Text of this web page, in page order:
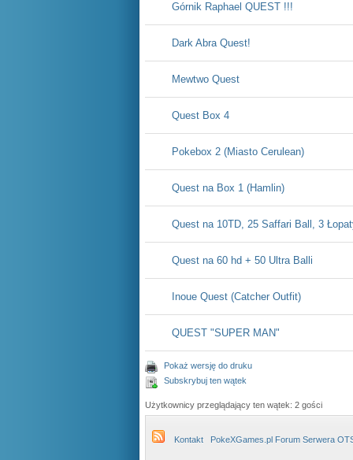
Górnik Raphael QUEST !!!
Dark Abra Quest!
Mewtwo Quest
Quest Box 4
Pokebox 2 (Miasto Cerulean)
Quest na Box 1 (Hamlin)
Quest na 10TD, 25 Saffari Ball, 3
Quest na 60 hd + 50 Ultra Balli
Inoue Quest (Catcher Outfit)
QUEST "SUPER MAN"
Pokaż wersję do druku
Subskrybuj ten wątek
Użytkownicy przeglądający ten wątek: 2 gości
Kontakt PokeXGames.pl Forum Serwera